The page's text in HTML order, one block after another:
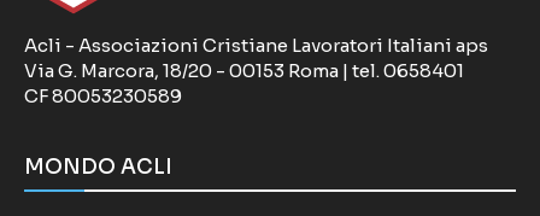
Acli - Associazioni Cristiane Lavoratori Italiani aps
Via G. Marcora, 18/20 - 00153 Roma | tel. 0658401
CF 80053230589
MONDO ACLI